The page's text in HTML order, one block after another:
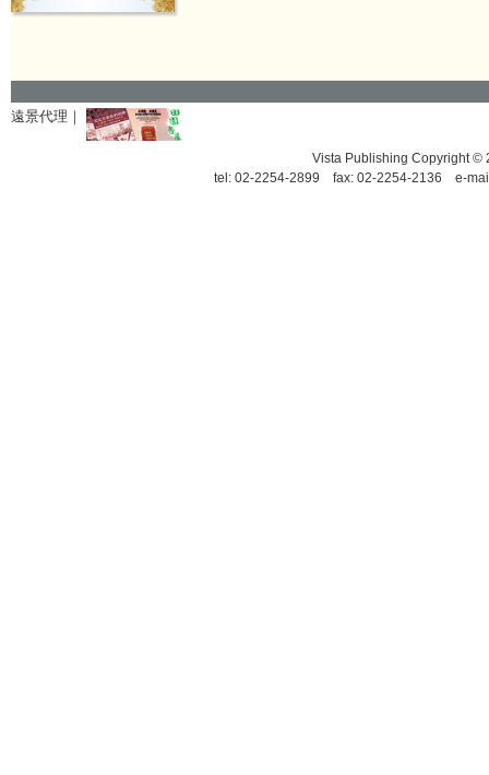
遠景代理｜
Vista Publishing Copyright ©
tel: 02-2254-2899 fax: 02-2254-2136 e-